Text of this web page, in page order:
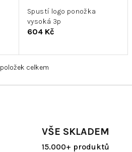
Spustí logo ponožka
vysoká 3p
604 Kč
O
položek celkem
VŠE SKLADEM
15.000+ produktů